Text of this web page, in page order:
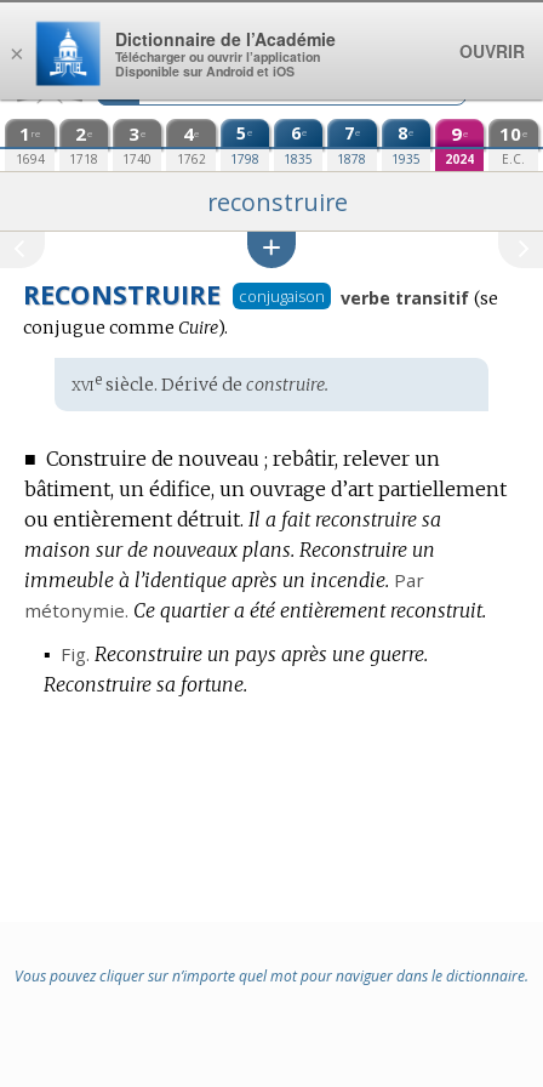
Aller au contenu
1 re
1694
2e
1718
3e
1740
4e
1762
5e
1798
6e
1835
7e
1878
8e
1935
9e
2024
10e
E.C.
reconstruire
RECONSTRUIRE conjugaison verbe transitif (se
conjugue comme Cuire).
Étymologie
:
xviesiècle. Dérivé de construire.
■ Construire de nouveau ; rebâtir, relever un
bâtiment, un édifice, un ouvrage d’art partiellement
ou entièrement détruit. Il a fait reconstruire sa
maison sur de nouveaux plans. Reconstruire un
immeuble à l’identique après un incendie. Par
métonymie. Ce quartier a été entièrement reconstruit.
▪ Fig. Reconstruire un pays après une guerre.
Reconstruire sa fortune.
Vous pouvez cliquer sur n’importe quel mot pour naviguer dans le dictionnaire.
×
Dictionnaire de l’Académie
Télécharger ou ouvrir l’application
Disponible sur Android et iOS
OUVRIR